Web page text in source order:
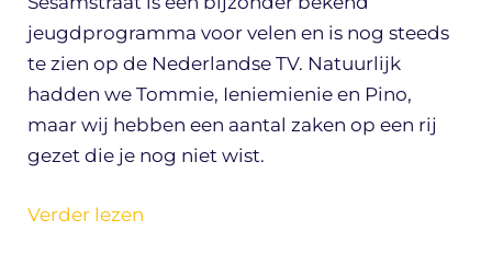
jeugdprogramma voor velen en is nog steeds
te zien op de Nederlandse TV. Natuurlijk
hadden we Tommie, Ieniemienie en Pino,
maar wij hebben een aantal zaken op een rij
gezet die je nog niet wist.
Verder lezen